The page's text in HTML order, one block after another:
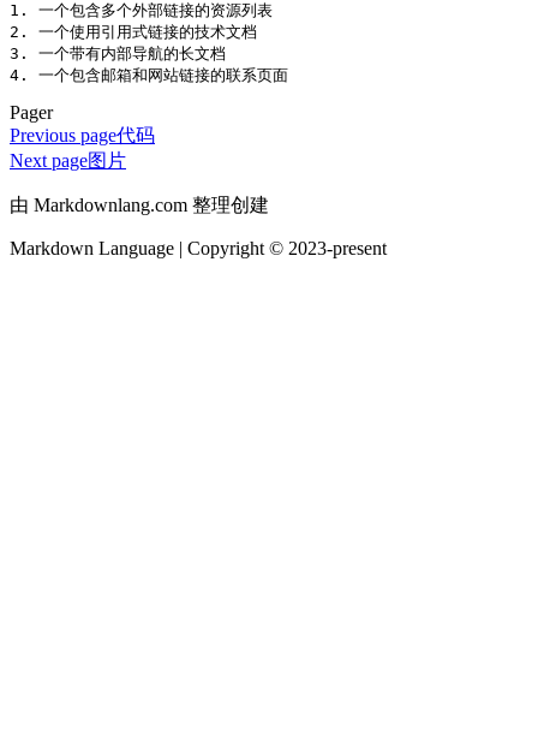
1.
一个包含多个外部链接的资源列表
2.
一个使用引用式链接的技术文档
3.
一个带有内部导航的长文档
4.
一个包含邮箱和网站链接的联系页面
Pager
Previous page代码
Next page图片
由 Markdownlang.com 整理创建
Markdown Language | Copyright © 2023-present